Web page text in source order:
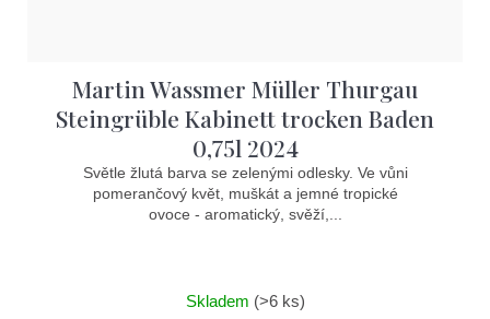
Martin Wassmer Müller Thurgau
Steingrüble Kabinett trocken Baden
0,75l 2024
Světle žlutá barva se zelenými odlesky. Ve vůni
pomerančový květ, muškát a jemné tropické
ovoce - aromatický, svěží,...
Skladem (>6 ks)